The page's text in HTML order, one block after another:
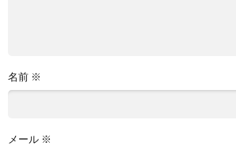
名前 ※
メール ※